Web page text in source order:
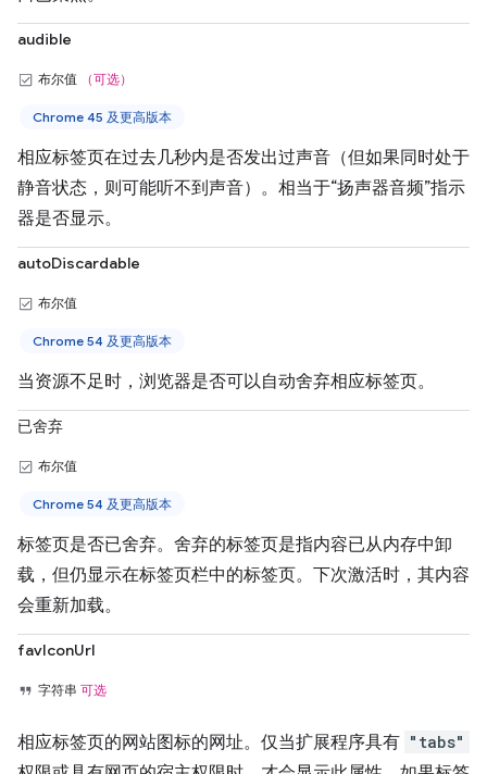
audible
布尔值 （可选）
Chrome 45 及更高版本
相应标签页在过去几秒内是否发出过声音（但如果同时处于
静音状态，则可能听不到声音）。相当于“扬声器音频”指示
器是否显示。
autoDiscardable
布尔值
Chrome 54 及更高版本
当资源不足时，浏览器是否可以自动舍弃相应标签页。
已舍弃
布尔值
Chrome 54 及更高版本
标签页是否已舍弃。舍弃的标签页是指内容已从内存中卸
载，但仍显示在标签页栏中的标签页。下次激活时，其内容
会重新加载。
favIconUrl
字符串 可选
相应标签页的网站图标的网址。仅当扩展程序具有 "tabs"